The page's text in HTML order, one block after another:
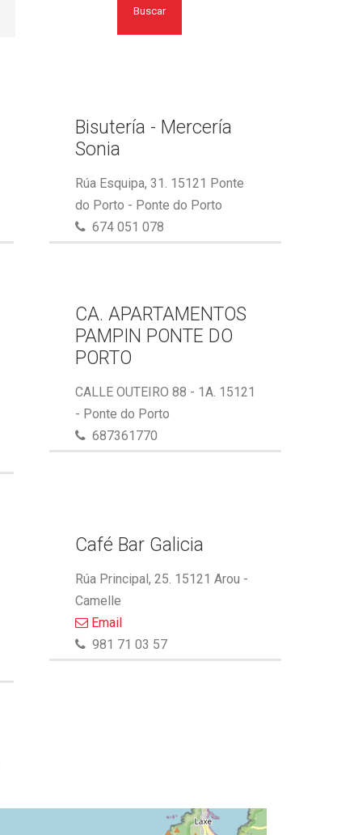
Buscar
Bisutería - Mercería
Sonia
Rúa Esquipa, 31. 15121 Ponte
do Porto - Ponte do Porto
674 051 078
CA. APARTAMENTOS
PAMPIN PONTE DO
PORTO
CALLE OUTEIRO 88 - 1A. 15121
- Ponte do Porto
687361770
Café Bar Galicia
Rúa Principal, 25. 15121 Arou -
Camelle
Email
981 71 03 57